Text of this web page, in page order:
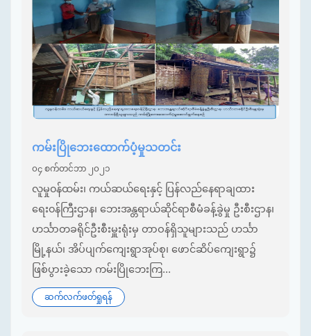
ကမ်းပြိုဘေးထောက်ပံ့မှုသတင်း
၀၄ စက်တင်ဘာ ၂၀၂၁
လူမှု၀န်ထမ်း၊ ကယ်ဆယ်ရေးနှင့် ပြန်လည်နေရာချထား
ရေး၀န်ကြီးဌာန၊ ဘေးအန္တရာယ်ဆိုင်ရာစီမံခန့်ခွဲမှု ဦးစီးဌာန၊
ဟင်္သာတခရိုင်ဦးစီးမှူးရုံးမှ တာဝန်ရှိသူများသည် ဟင်္သာ
မြို့နယ်၊ အိပ်ပျက်​ကျေးရွာအုပ်စု၊ ​ဖောင်ဆိပ်​ကျေးရွာ၌
ဖြစ်ပွားခဲ့​သော ကမ်းပြို​ဘေး​ကြ...
ဆက်လက်ဖတ်ရှုရန်